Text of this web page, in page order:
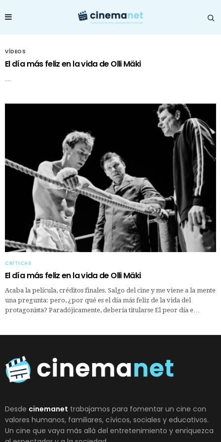
VÍDEOS
El día más feliz en la vida de Olli Mäki
CRÍTICAS
El día más feliz en la vida de Olli Mäki
Acaba la película, créditos finales. Salgo del cine y me viene a la mente
una pregunta: pero, ¿por qué es el día más feliz de la vida del
protagonista? Paradójicamente, debería titularse El peor día e…
Desde cinemanet trabajamos para fomentar un cine con
valores humanos, familiares, cívicos, sociales y educativos.
Un cine que vaya más allá del entretenimiento y enriquezca